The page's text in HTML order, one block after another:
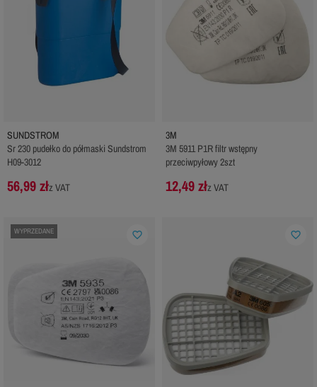
SUNDSTROM
Sr 230 pudełko do półmaski Sundstrom
H09-3012
56,99 złz VAT
3M
3M 5911 P1R filtr wstępny
przeciwpyłowy 2szt
12,49 złz VAT
WYPRZEDANE favorite_border favorite_border